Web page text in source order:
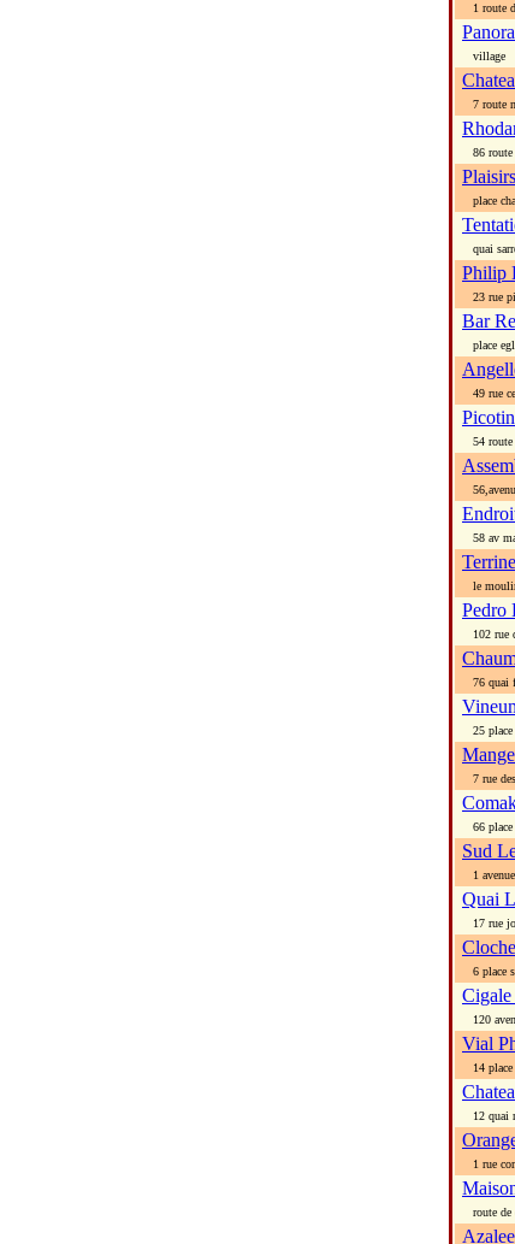
1 route
village
7 route
86 route
place
quai
Philip
23 rue
Bar
place
49 rue
54 route
58 av
le
Pedro
102 rue
76 quai
25 place
7 rue
66
Sud
1
Quai
17 rue
6 place
Cigale
120
Vial
14
12 quai
1 rue
route de